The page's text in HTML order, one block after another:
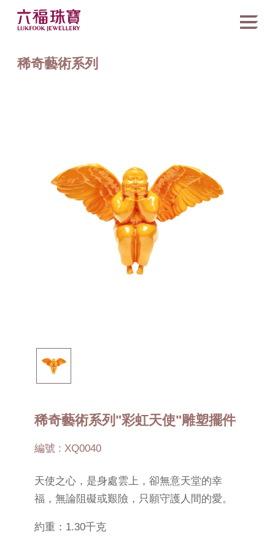
稀奇藝術系列
稀奇藝術系列"彩虹天使"雕塑擺件
編號 : XQ0040
天使之心，是身處雲上，卻無意天堂的幸
福，無論阻礙或艱險，只願守護人間的愛。
約重：1.30千克